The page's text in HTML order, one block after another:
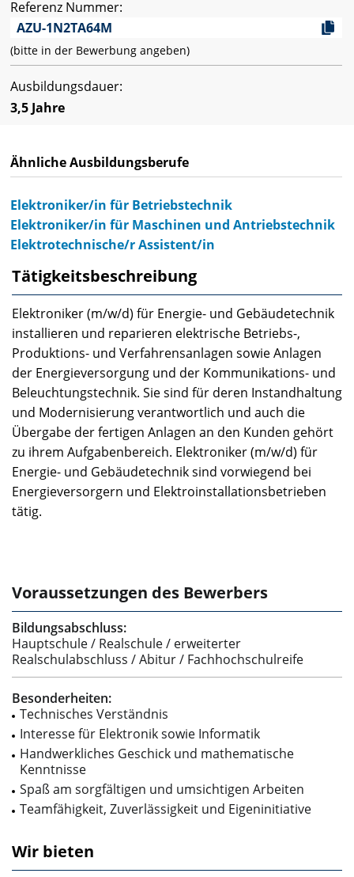
Referenz Nummer:
AZU-1N2TA64M
(bitte in der Bewerbung angeben)
Ausbildungsdauer:
3,5 Jahre
Ähnliche Ausbildungsberufe
Elektroniker/in für Betriebstechnik
Elektroniker/in für Maschinen und Antriebstechnik
Elektrotechnische/r Assistent/in
Tätigkeitsbeschreibung
Elektroniker (m/w/d) für Energie- und Gebäudetechnik
installieren und reparieren elektrische Betriebs-,
Produktions- und Verfahrensanlagen sowie Anlagen
der Energieversorgung und der Kommunikations- und
Beleuchtungstechnik. Sie sind für deren Instandhaltung
und Modernisierung verantwortlich und auch die
Übergabe der fertigen Anlagen an den Kunden gehört
zu ihrem Aufgabenbereich. Elektroniker (m/w/d) für
Energie- und Gebäudetechnik sind vorwiegend bei
Energieversorgern und Elektroinstallationsbetrieben
tätig.
Voraussetzungen des Bewerbers
Bildungsabschluss:
Hauptschule / Realschule / erweiterter
Realschulabschluss / Abitur / Fachhochschulreife
Besonderheiten:
Technisches Verständnis
Interesse für Elektronik sowie Informatik
Handwerkliches Geschick und mathematische
Kenntnisse
Spaß am sorgfältigen und umsichtigen Arbeiten
Teamfähigkeit, Zuverlässigkeit und Eigeninitiative
Wir bieten